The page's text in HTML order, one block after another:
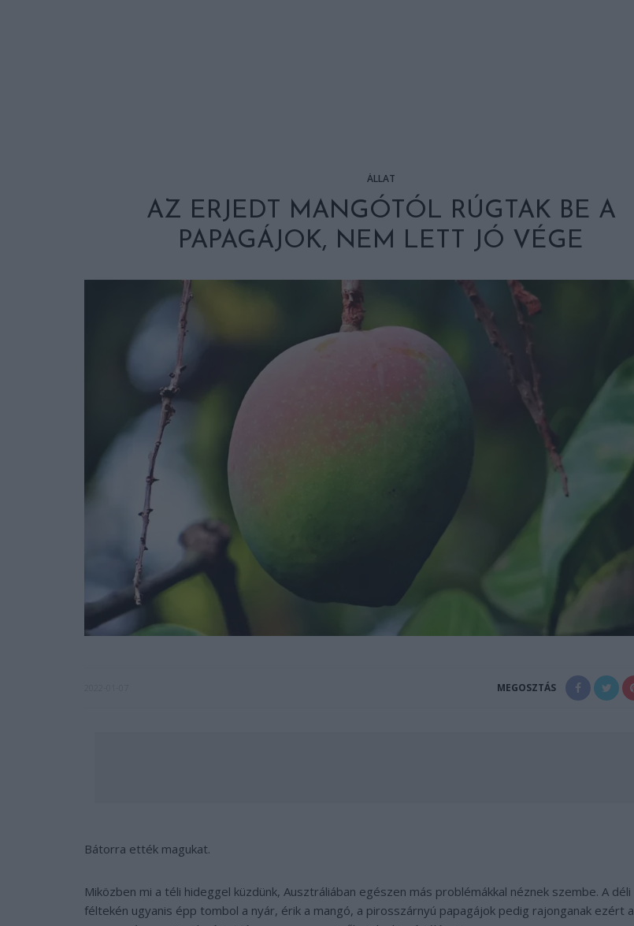
ÁLLAT
AZ ERJEDT MANGÓTÓL RÚGTAK BE A
PAPAGÁJOK, NEM LETT JÓ VÉGE
MEGOSZTÁS
Bátorra ették magukat.
Miközben mi a téli hideggel küzdünk, Ausztráliában egészen más problémákkal néznek szembe. A déli
féltekén ugyanis épp tombol a nyár, érik a mangó, a pirosszárnyú papagájok pedig rajonganak ezért a